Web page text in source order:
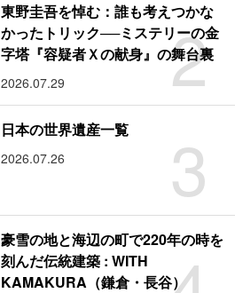
2
東野圭吾を悼む：誰も考えつかな
かったトリック──ミステリーの金
字塔『容疑者Ｘの献身』の舞台裏
2026.07.29
3
日本の世界遺産一覧
2026.07.26
豪雪の地と海辺の町で220年の時を
刻んだ伝統建築 : WITH
KAMAKURA（鎌倉・長谷）